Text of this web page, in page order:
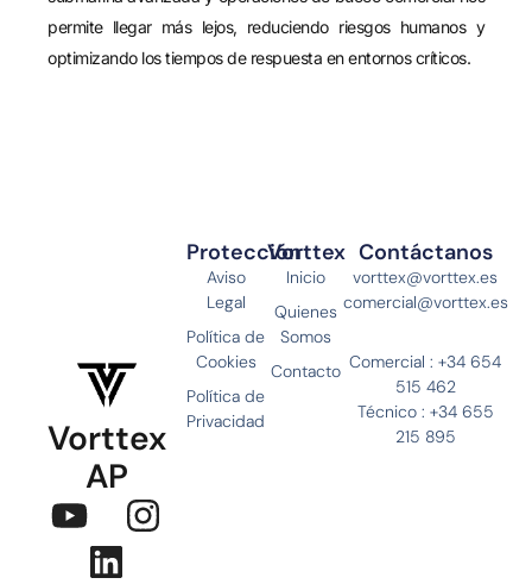
permite llegar más lejos, reduciendo riesgos humanos y
optimizando los tiempos de respuesta en entornos críticos.
Vorttex
AP
Vorttex
Inicio
Quienes
Somos
Contacto
Protección
Aviso
Legal
Política de
Cookies
Política de
Privacidad
Contáctanos
vorttex@vorttex.es
comercial@vorttex.es
Comercial : +34 654
515 462
Técnico : +34 655
215 895